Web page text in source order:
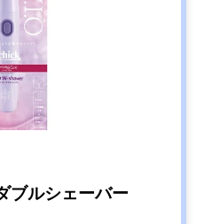
ブルシェーバー